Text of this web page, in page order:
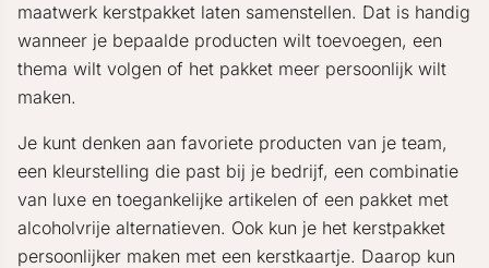
maatwerk kerstpakket laten samenstellen. Dat is handig
wanneer je bepaalde producten wilt toevoegen, een
thema wilt volgen of het pakket meer persoonlijk wilt
maken.
Je kunt denken aan favoriete producten van je team,
een kleurstelling die past bij je bedrijf, een combinatie
van luxe en toegankelijke artikelen of een pakket met
alcoholvrije alternatieven. Ook kun je het kerstpakket
persoonlijker maken met een kerstkaartje. Daarop kun